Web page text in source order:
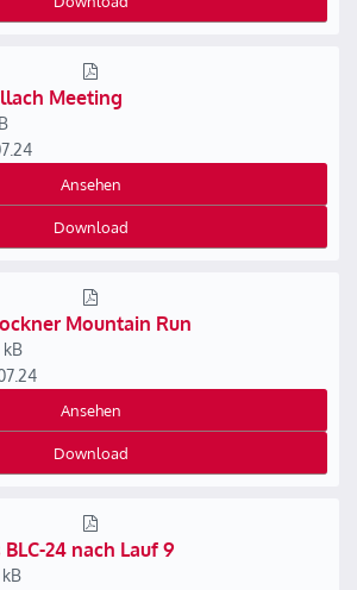
Meeting
Ansehen
Download
Mountain Run
Ansehen
Download
24 nach Lauf 9